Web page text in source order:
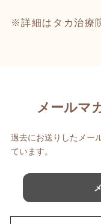
※詳細はタカ治療
メールマ
過去にお送りしたメー
ています。